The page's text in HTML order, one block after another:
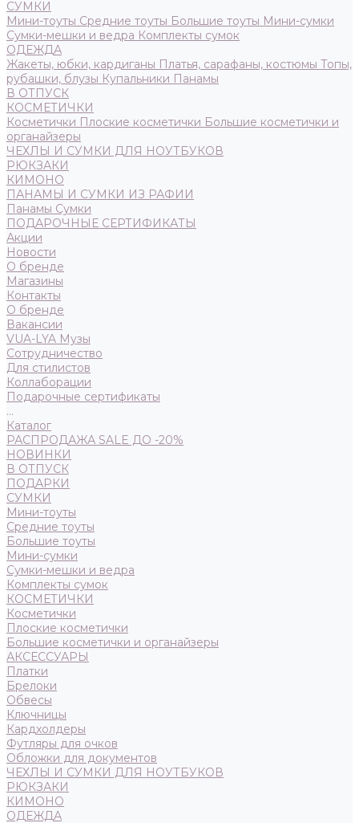
СУМКИ
Мини-тоуты Средние тоуты Большие тоуты Мини-сумки
Сумки-мешки и ведра Комплекты сумок
ОДЕЖДА
Жакеты, юбки, кардиганы Платья, сарафаны, костюмы Топы,
рубашки, блузы Купальники Панамы
В ОТПУСК
КОСМЕТИЧКИ
Косметички Плоские косметички Большие косметички и
органайзеры
ЧЕХЛЫ И СУМКИ ДЛЯ НОУТБУКОВ
РЮКЗАКИ
КИМОНО
ПАНАМЫ И СУМКИ ИЗ РАФИИ
Панамы Сумки
ПОДАРОЧНЫЕ СЕРТИФИКАТЫ
Акции
Новости
О бренде
Магазины
Контакты
О бренде
Вакансии
VUA-LYA Музы
Сотрудничество
Для стилистов
Коллаборации
Подарочные сертификаты
...
Каталог
РАСПРОДАЖА SALE ДО -20%
НОВИНКИ
В ОТПУСК
ПОДАРКИ
СУМКИ
Мини-тоуты
Средние тоуты
Большие тоуты
Мини-сумки
Сумки-мешки и ведра
Комплекты сумок
КОСМЕТИЧКИ
Косметички
Плоские косметички
Большие косметички и органайзеры
АКСЕССУАРЫ
Платки
Брелоки
Обвесы
Ключницы
Кардхолдеры
Футляры для очков
Обложки для документов
ЧЕХЛЫ И СУМКИ ДЛЯ НОУТБУКОВ
РЮКЗАКИ
КИМОНО
ОДЕЖДА